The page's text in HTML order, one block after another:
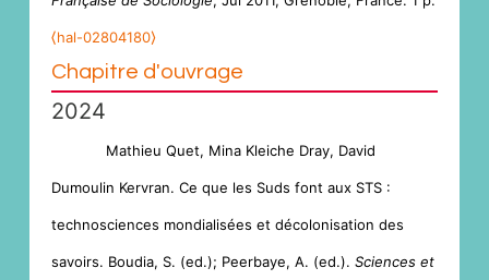
⟨hal-02804180⟩
Chapitre d'ouvrage
2024
Mathieu Quet, Mina Kleiche Dray, David
Dumoulin Kervran. Ce que les Suds font aux STS :
technosciences mondialisées et décolonisation des
savoirs. Boudia, S. (ed.); Peerbaye, A. (ed.). Sciences et